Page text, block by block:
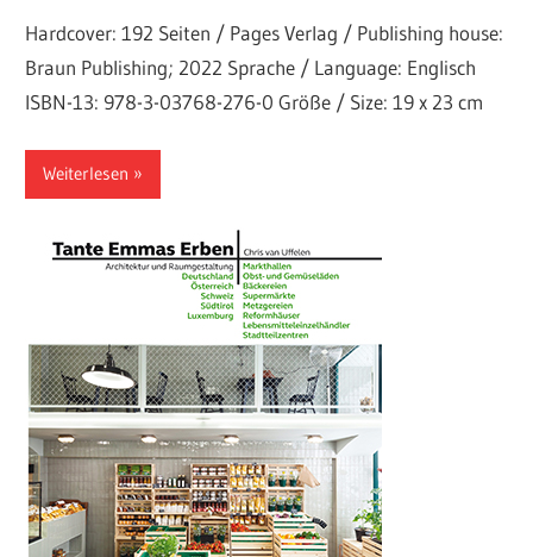
Hardcover: 192 Seiten / Pages Verlag / Publishing house:
Braun Publishing; 2022 Sprache / Language: Englisch
ISBN-13: 978-3-03768-276-0 Größe / Size: 19 x 23 cm
Weiterlesen